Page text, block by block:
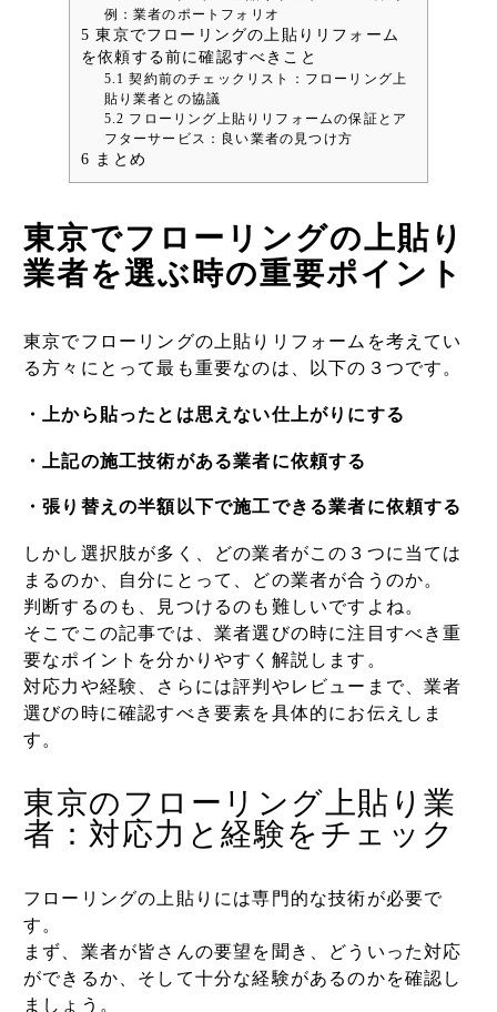
例：業者のポートフォリオ
5 東京でフローリングの上貼りリフォーム
を依頼する前に確認すべきこと
5.1 契約前のチェックリスト：フローリング上
貼り業者との協議
5.2 フローリング上貼りリフォームの保証とア
フターサービス：良い業者の見つけ方
6 まとめ
東京でフローリングの上貼り
業者を選ぶ時の重要ポイント
東京でフローリングの上貼りリフォームを考えてい
る方々にとって最も重要なのは、以下の３つです。
・上から貼ったとは思えない仕上がりにする
・上記の施工技術がある業者に依頼する
・張り替えの半額以下で施工できる業者に依頼する
しかし選択肢が多く、どの業者がこの３つに当ては
まるのか、自分にとって、どの業者が合うのか。
判断するのも、見つけるのも難しいですよね。
そこでこの記事では、業者選びの時に注目すべき重
要なポイントを分かりやすく解説します。
対応力や経験、さらには評判やレビューまで、業者
選びの時に確認すべき要素を具体的にお伝えしま
す。
東京のフローリング上貼り 業
者 ：対応力と経験をチェック
フローリングの上貼りには専門的な技術が必要で
す。
まず、業者が皆さんの要望を聞き、どういった対応
ができるか、そして十分な経験があるのかを確認し
ましょう。